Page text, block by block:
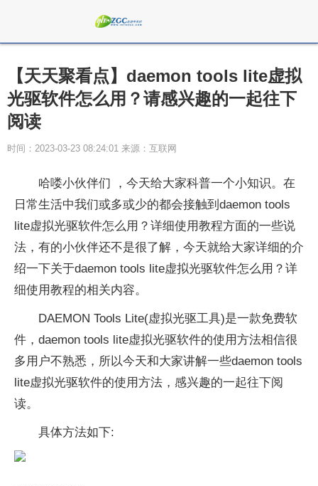
【天天聚看点】daemon tools lite虚拟
光驱软件怎么用？请感兴趣的一起往下
阅读
时间：2023-03-23 08:24:01 来源：互联网
哈喽小伙伴们 ，今天给大家科普一个小知识。在
日常生活中我们或多或少的都会接触到daemon tools
lite虚拟光驱软件怎么用？详细使用教程方面的一些说
法，有的小伙伴还不是很了解，今天就给大家详细的介
绍一下关于daemon tools lite虚拟光驱软件怎么用？详
细使用教程的相关内容。
DAEMON Tools Lite(虚拟光驱工具)是一款免费软
件，daemon tools lite虚拟光驱软件的使用方法相信很
多用户不熟悉，所以今天和大家讲解一些daemon tools
lite虚拟光驱软件的使用方法，感兴趣的一起往下阅
读。
具体方法如下: